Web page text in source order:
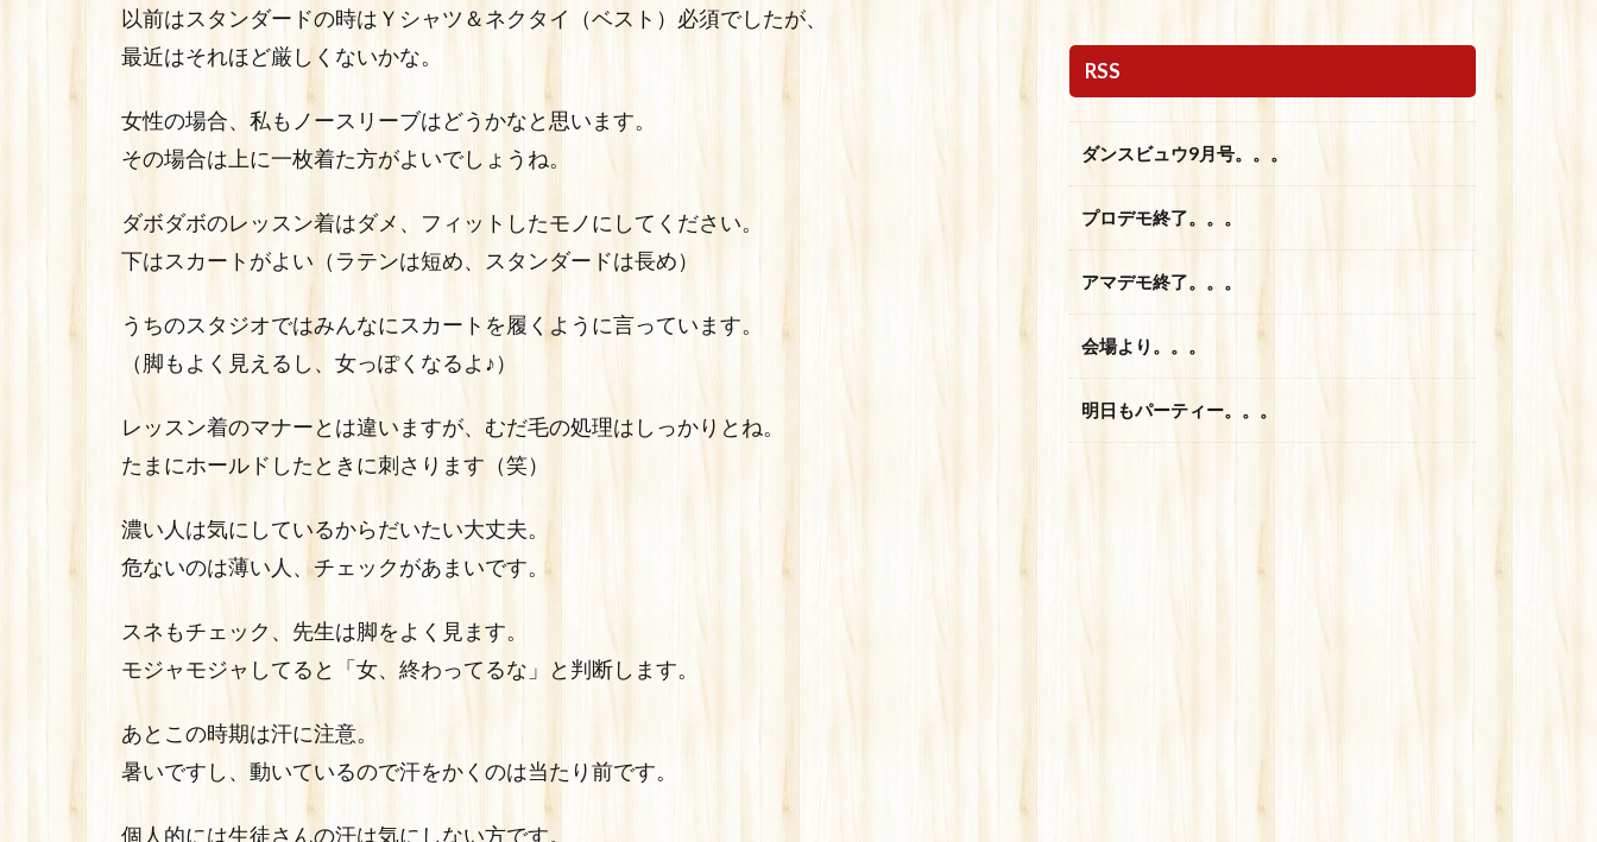
以前はスタンダードの時はＹシャツ＆ネクタイ（ベスト）必須でしたが、
最近はそれほど厳しくないかな。
女性の場合、私もノースリーブはどうかなと思います。
その場合は上に一枚着た方がよいでしょうね。
ダボダボのレッスン着はダメ、フィットしたモノにしてください。
下はスカートがよい（ラテンは短め、スタンダードは長め）
うちのスタジオではみんなにスカートを履くように言っています。
（脚もよく見えるし、女っぽくなるよ♪）
レッスン着のマナーとは違いますが、むだ毛の処理はしっかりとね。
たまにホールドしたときに刺さります（笑）
濃い人は気にしているからだいたい大丈夫。
危ないのは薄い人、チェックがあまいです。
スネもチェック、先生は脚をよく見ます。
モジャモジャしてると「女、終わってるな」と判断します。
あとこの時期は汗に注意。
暑いですし、動いているので汗をかくのは当たり前です。
個人的には生徒さんの汗は気にしない方です。
RSS
ダンスビュウ9月号。。。
プロデモ終了。。。
アマデモ終了。。。
会場より。。。
明日もパーティー。。。